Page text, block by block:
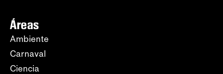
Áreas
Ambiente
Carnaval
Ciencia